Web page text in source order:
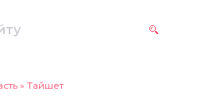
» Тайшет